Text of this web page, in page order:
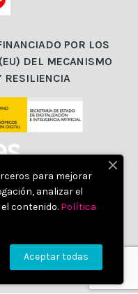
POR LOS
DEL MECANISMO
RESILIENCIA
para mejorar
analizar el
contenido. Política
Aceptar todas